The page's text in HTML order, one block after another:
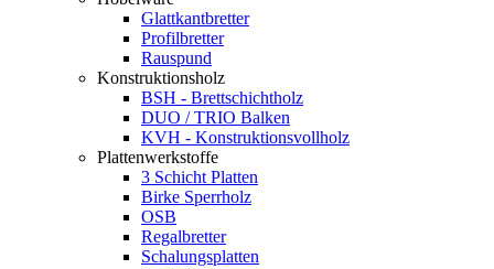
Glattkantbretter
Profilbretter
Rauspund
Konstruktionsholz
BSH - Brettschichtholz
DUO / TRIO Balken
KVH - Konstruktionsvollholz
Plattenwerkstoffe
3 Schicht Platten
Birke Sperrholz
OSB
Regalbretter
Schalungsplatten